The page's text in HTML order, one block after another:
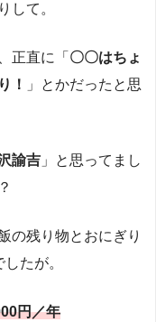
して。
正直に「 〇〇はちょ
！
」とかだったと思
諭吉 」と思ってまし
の残り物とおにぎり
たが。
円／年